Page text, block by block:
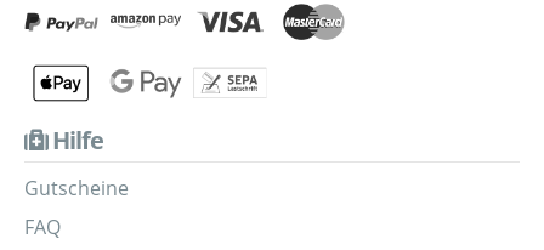
Hilfe
Gutscheine
FAQ